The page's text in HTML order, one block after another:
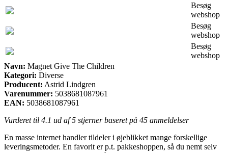
Besøg
webshop
Besøg
webshop
Besøg
webshop
Navn: Magnet Give The Children
Kategori: Diverse
Producent: Astrid Lindgren
Varenummer: 5038681087961
EAN: 5038681087961
Vurderet til 4.1 ud af 5 stjerner baseret på 45 anmeldelser
En masse internet handler tildeler i øjeblikket mange forskellige
leveringsmetoder. En favorit er p.t. pakkeshoppen, så du nemt selv